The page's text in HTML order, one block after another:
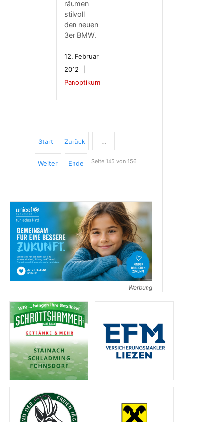
räumen
stilvoll
den neuen
3er BMW.
12. Februar
2012
Panoptikum
Start Zurück …
Weiter Ende Seite 145 von 156
Werbung